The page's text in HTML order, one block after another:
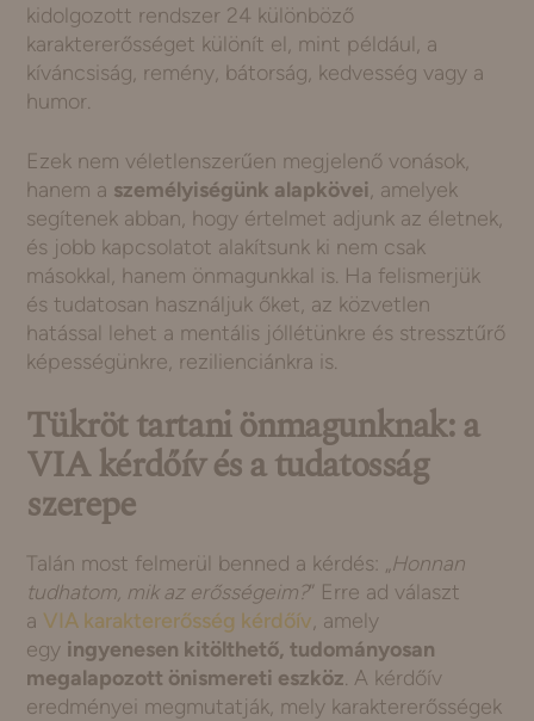
kidolgozott rendszer 24 különböző
karaktererősséget különít el, mint például, a
kíváncsiság, remény, bátorság, kedvesség vagy a
humor.
Ezek nem véletlenszerűen megjelenő vonások,
hanem a személyiségünk alapkövei , amelyek
segítenek abban, hogy értelmet adjunk az életnek,
és jobb kapcsolatot alakítsunk ki nem csak
másokkal, hanem önmagunkkal is. Ha felismerjük
és tudatosan használjuk őket, az közvetlen
hatással lehet a mentális jóllétünkre és stressztűrő
képességünkre, rezilienciánkra is.
Tükröt tartani önmagunknak: a
VIA kérdőív és a tudatosság
szerepe
Talán most felmerül benned a kérdés: „Honnan
tudhatom, mik az erősségeim?” Erre ad választ
a VIA karaktererősség kérdőív, amely
egy ingyenesen kitölthető, tudományosan
megalapozott önismereti eszköz. A kérdőív
eredményei megmutatják, mely karaktererősségek